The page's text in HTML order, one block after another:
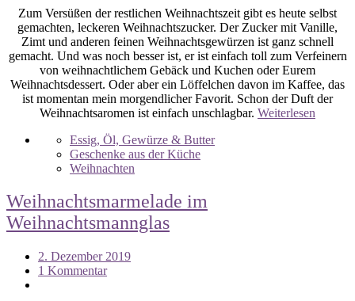
Zum Versüßen der restlichen Weihnachtszeit gibt es heute selbst
gemachten, leckeren Weihnachtszucker. Der Zucker mit Vanille,
Zimt und anderen feinen Weihnachtsgewürzen ist ganz schnell
gemacht. Und was noch besser ist, er ist einfach toll zum Verfeinern
von weihnachtlichem Gebäck und Kuchen oder Eurem
Weihnachtsdessert. Oder aber ein Löffelchen davon im Kaffee, das
ist momentan mein morgendlicher Favorit. Schon der Duft der
Weihnachtsaromen ist einfach unschlagbar. Weiterlesen
Essig, Öl, Gewürze & Butter
Geschenke aus der Küche
Weihnachten
Weihnachtsmarmelade im
Weihnachtsmannglas
2. Dezember 2019
1 Kommentar